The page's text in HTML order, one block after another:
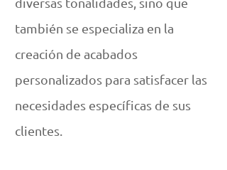
también se especializa en la
creación de acabados
personalizados para satisfacer las
necesidades específicas de sus
clientes.